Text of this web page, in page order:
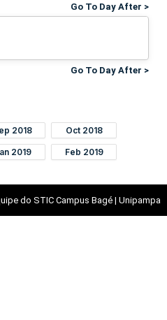
Go To Day After >
Go To Day After >
2018 Oct 2018
2019 Feb 2019
do STIC Campus Bagé | Unipampa